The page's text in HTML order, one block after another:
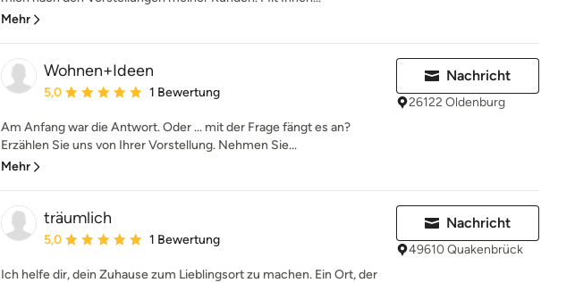
Mehr
Wohnen+Ideen
Durchschnittliche Bewertung: 5 von 5 Sternen
5,0 1 Bewertung
Am Anfang war die Antwort. Oder ... mit der Frage fängt es an?
Erzählen Sie uns von Ihrer Vorstellung. Nehmen Sie...
Mehr
Nachricht
26122 Oldenburg
träumlich
Durchschnittliche Bewertung: 5 von 5 Sternen
5,0 1 Bewertung
Ich helfe dir, dein Zuhause zum Lieblingsort zu machen. Ein Ort, der
Nachricht
49610 Quakenbrück